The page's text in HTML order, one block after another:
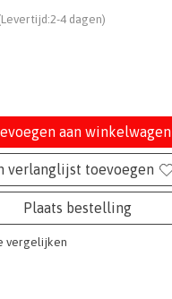
4 dagen)
aan winkelwagen
verlanglijst toevoegen
Plaats bestelling
vergelijken